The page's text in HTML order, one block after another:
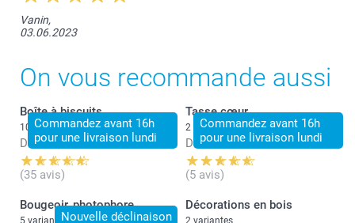
Vanin,
03.06.2023
On vous recommande aussi
Commandez avant 16h
pour une livraison lundi
Boîte à biscuits
10 variantes
Dès 24,95
(35 avis)
Commandez avant 16h
pour une livraison lundi
Tasse cœur
2 variantes
Dès 16,95
(5 avis)
Nouvelle déclinaison
Bougeoir, photophore Décorations en bois